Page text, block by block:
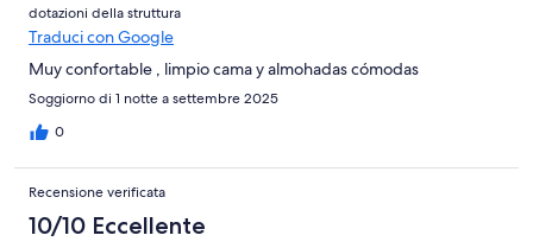
dotazioni della struttura
Traduci con Google
Muy confortable , limpio cama y almohadas cómodas
Soggiorno di 1 notte a settembre 2025
0
Recensione verificata
10/10 Eccellente